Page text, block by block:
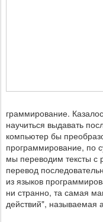
граммирование.
научиться выдавать
компьютер бы
программирование, по
мы переводим тексты с
перевод
из языков
ни странно, та самая
действий", называемая